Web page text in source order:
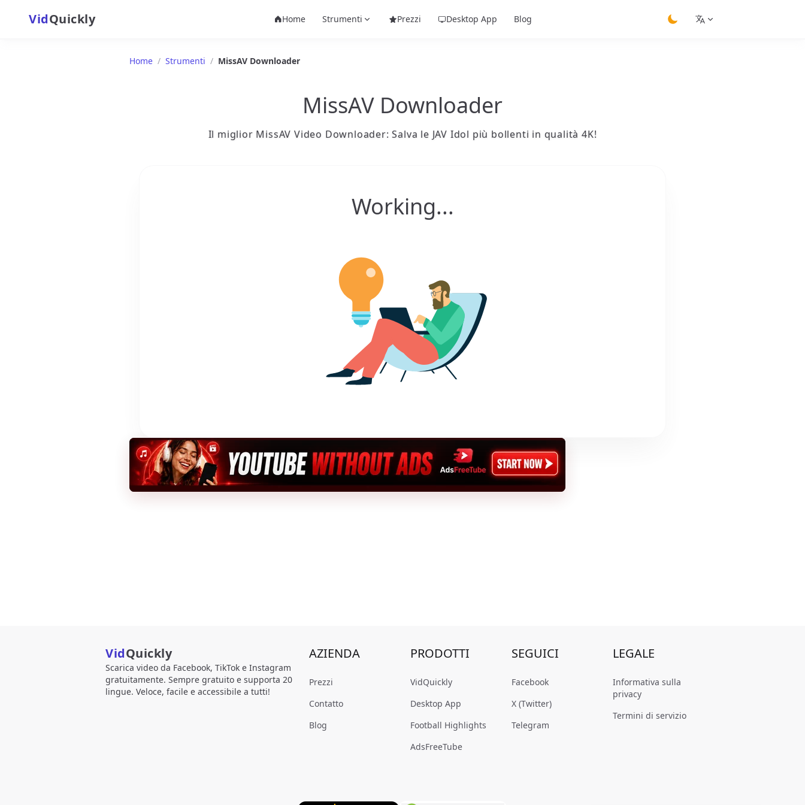
VidQuickly Home Strumenti Prezzi Desktop App
Blog
Home / Strumenti / MissAV Downloader
MissAV Downloader
Il miglior MissAV Video Downloader: Salva le JAV Idol più bollenti in qualità 4K!
Working...
VidQuickly
Scarica video da Facebook, TikTok e Instagram
gratuitamente. Sempre gratuito e supporta 20
lingue. Veloce, facile e accessibile a tutti!
AZIENDA
Prezzi
Contatto
Blog
PRODOTTI
VidQuickly
Desktop App
Football Highlights
AdsFreeTube
SEGUICI
Facebook
X (Twitter)
Telegram
LEGALE
Informativa sulla
privacy
Termini di servizio